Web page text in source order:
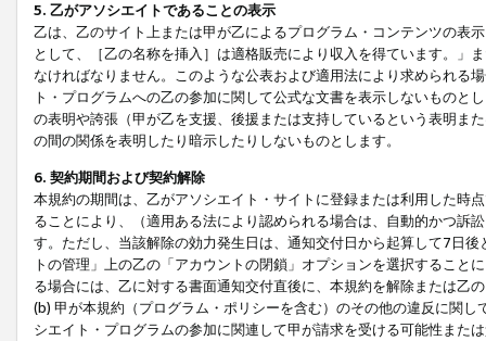
5. 乙がアソシエイトであることの表示
乙は、乙のサイト上または甲が乙によるプログラム・コンテンツの表
として、［乙の名称を挿入］は適格販売により収入を得ています。」
なければなりません。このような公表および適用法により求められる
ト・プログラムへの乙の参加に関して公式な文書を表示しないもの
の表明や誇張（甲が乙を支援、後援または支持しているという表明ま
の間の関係を表明したり暗示したりしないものとします。
6. 契約期間および契約解除
本規約の期間は、乙がアソシエイト・サイトに登録または利用した時
ることにより、（適用ある法により認められる場合は、自動的かつ訴
す。ただし、当該解除の効力発生日は、通知交付日から起算して7日
トの管理」上の乙の「アカウントの閉鎖」オプションを選択するこ
る場合には、乙に対する書面通知交付直後に、本規約を解除または乙
(b) 甲が本規約（プログラム・ポリシーを含む）のその他の違反に関
シエイト・プログラムの参加に関連して甲が請求を受ける可能性また